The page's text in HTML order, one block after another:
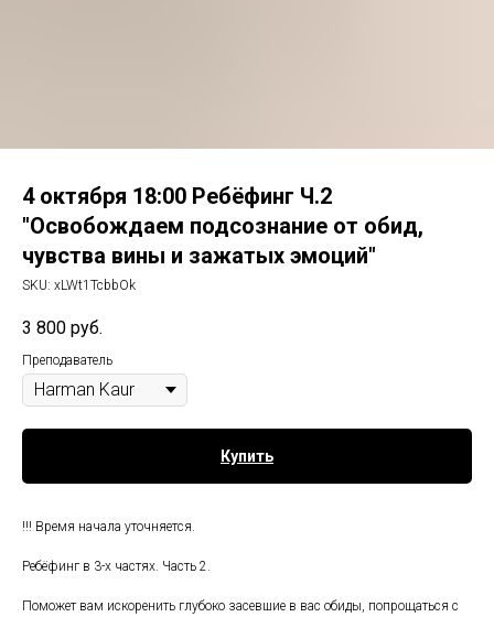
4 октября 18:00 Ребёфинг Ч.2
"Освобождаем подсознание от обид,
чувства вины и зажатых эмоций"
SKU: xLWt1TcbbOk
3 800 руб.
Преподаватель
Купить
!!! Время начала уточняется.
Ребёфинг в 3-х частях. Часть 2.
Поможет вам искоренить глубоко засевшие в вас обиды, попрощаться с